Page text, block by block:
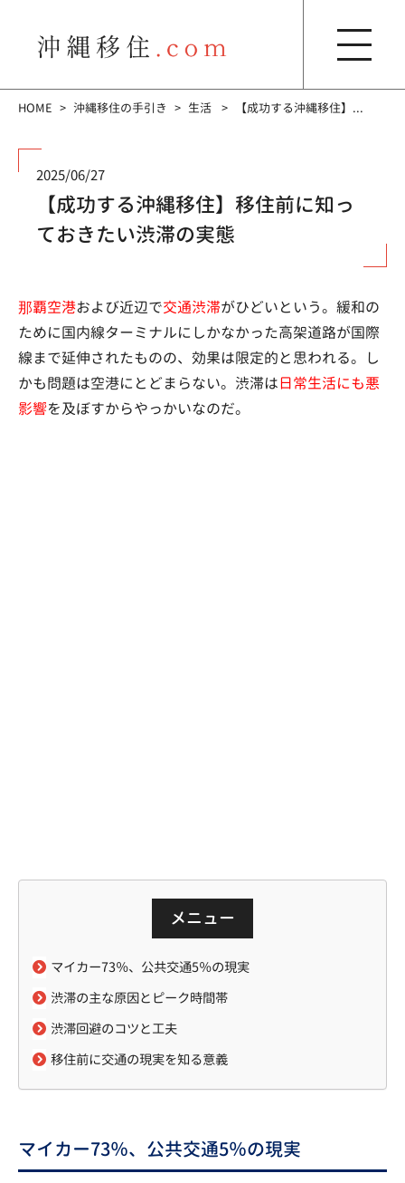
HOME 沖縄移住の手引き 生活 【成功する沖縄移住】...
2025/06/27
【成功する沖縄移住】移住前に知っ
ておきたい渋滞の実態
那覇空港および近辺で交通渋滞がひどいという。緩和の
ために国内線ターミナルにしかなかった高架道路が国際
線まで延伸されたものの、効果は限定的と思われる。し
かも問題は空港にとどまらない。渋滞は日常生活にも悪
影響を及ぼすからやっかいなのだ。
メニュー
マイカー73％、公共交通5％の現実
渋滞の主な原因とピーク時間帯
渋滞回避のコツと工夫
移住前に交通の現実を知る意義
マイカー73％、公共交通5％の現実